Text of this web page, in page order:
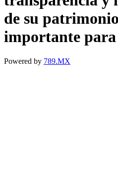
de su
importante para
Powered by 789.MX